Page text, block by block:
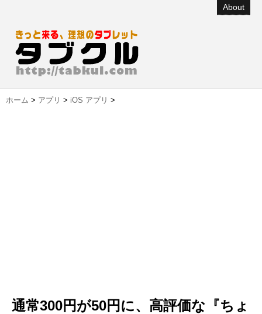
About
ホーム > アプリ > iOS アプリ >
通常300円が50円に、高評価な『ちょ